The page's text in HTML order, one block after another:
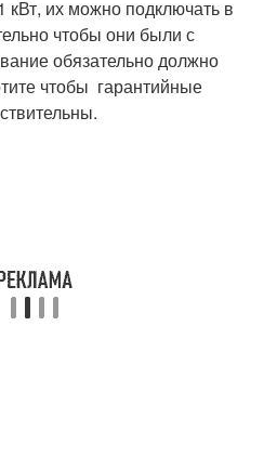
Вытяжки с сохранением
кВт, их можно подключать в
чтобы они были с
обязательно должно
чтобы гарантийные